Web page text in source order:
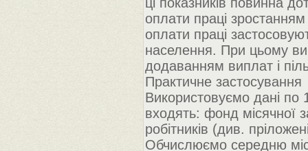
оплати праці зростанням
оплати праці
населення. При цьому
додаванням виплат і
Практичне застосування
Використовуємо дані по
входять: фонд місячної
робітників (див.
Обчислюємо середню